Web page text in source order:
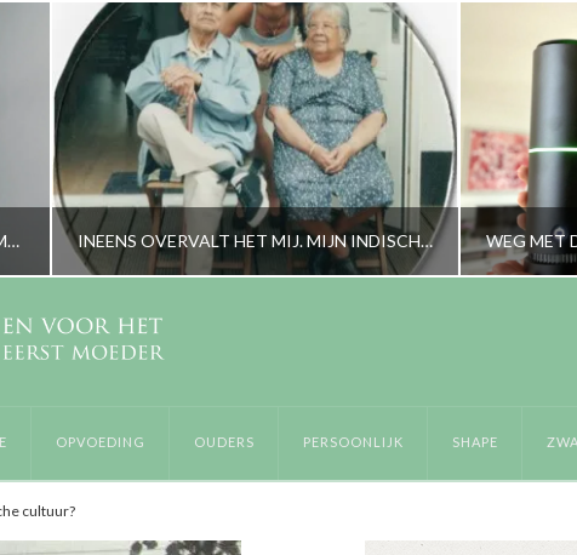
L’OCCITANE C’EST UNE BELLE MARQUE, MAIS OUI INEENS OVERVALT HET MIJ. MIJN INDISCHE OMA IS ER NIET MEER
OPVOEDING OUDERS PERSOONLIJK SHAPE
cultuur?